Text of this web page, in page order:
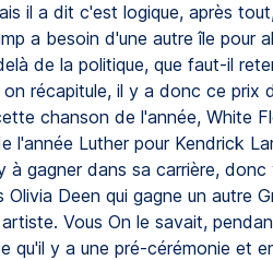
il a dit c'est logique, après
a besoin d'une autre île pour
de la politique, que faut-il
récapitule, il y a donc ce prix
chanson de l'année, White
l'année Luther pour Kendrick
à gagner dans sa carrière, donc
Deen qui gagne un autre
Vous On le savait,
qu'il y a une pré-cérémonie et